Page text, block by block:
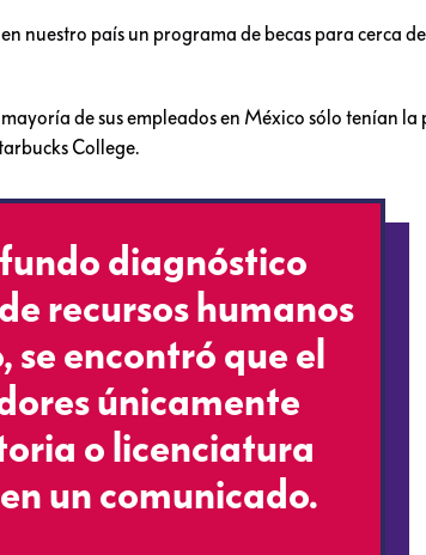
nuestro país un programa de becas para cerca
de sus empleados en México sólo tenían
College.
diagnóstico
recursos humanos
encontró que el
únicamente
o licenciatura
un comunicado.